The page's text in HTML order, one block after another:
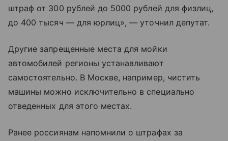
штраф от 300 рублей до 5000 рублей для физлиц,
до 400 тысяч — для юрлиц», — уточнил депутат.
Другие запрещенные места для мойки
автомобилей регионы устанавливают
самостоятельно. В Москве, например, чистить
машины можно исключительно в специально
отведенных для этого местах.
Ранее россиянам напомнили о штрафах за